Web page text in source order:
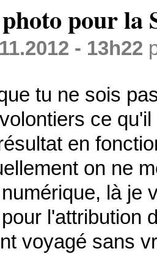
pour la
- 13h22
tu ne sois
ce
en
on ne
là je
l'attribution
voyagé sans